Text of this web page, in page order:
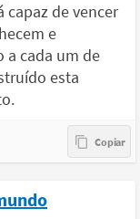
capaz de vencer
e
a cada um de
esta